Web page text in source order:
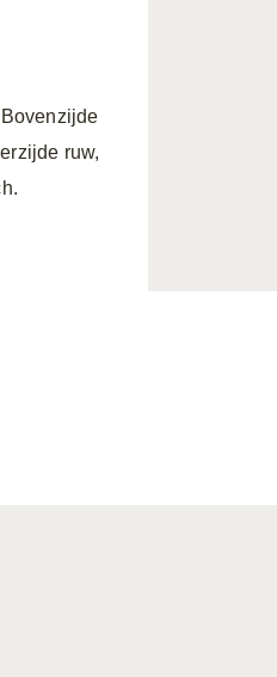
ruw,